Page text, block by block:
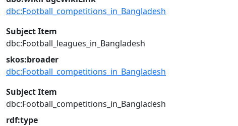
dbc:Football_competitions_in_Bangladesh
Subject Item
dbc:Football_leagues_in_Bangladesh
skos:broader
dbc:Football_competitions_in_Bangladesh
Subject Item
dbc:Football_competitions_in_Bangladesh
rdf:type